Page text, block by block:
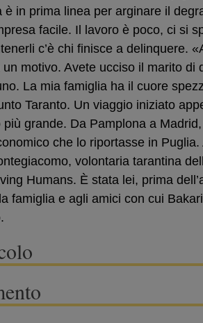
è in prima linea per arginare il
facile. Il lavoro è poco, ci si
c’è chi finisce a delinquere.
motivo. Avete ucciso il marito di
La mia famiglia ha il cuore
Taranto. Un viaggio iniziato
più grande. Da Pamplona a
che lo riportasse in Puglia.
volontaria tarantina
Humans. È stata lei, prima
famiglia e agli amici con cui